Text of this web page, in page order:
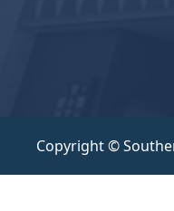
Copyright ©